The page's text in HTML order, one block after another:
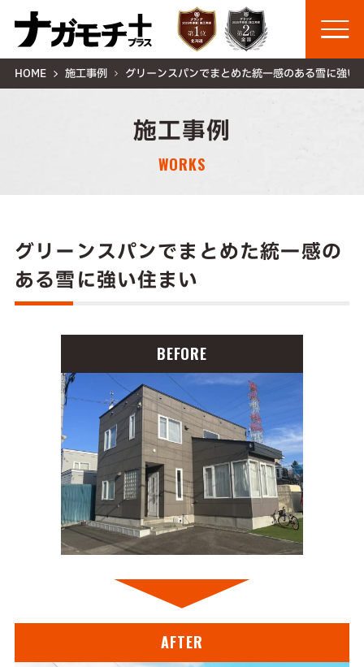
HOME 施工事例 グリーンスパンでまとめた統一感のある雪に強い
施工事例
WORKS
グリーンスパンでまとめた統一感の
ある雪に強い住まい
BEFORE
AFTER